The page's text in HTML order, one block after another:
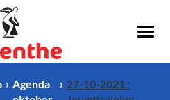
Agenda
27-10-2021 :